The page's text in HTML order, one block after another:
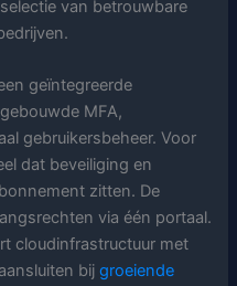
van betrouwbare
geïntegreerde
MFA,
gebruikersbeheer. Voor
dat beveiliging en
zitten. De
via één portaal.
cloudinfrastructuur met
bijgroeiende